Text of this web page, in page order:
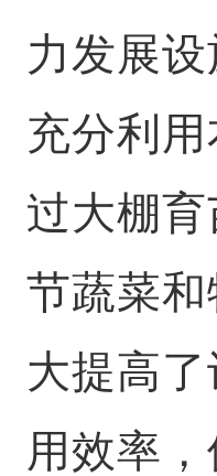
力发展设
充分利
过大棚
节蔬菜
大提高了
用效率